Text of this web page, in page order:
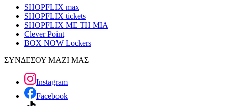
SHOPFLIX max
SHOPFLIX tickets
SHOPFLIX ΜΕ ΤΗ ΜΙΑ
Clever Point
BOX NOW Lockers
ΣΥΝΔΕΣΟΥ ΜΑΖΙ ΜΑΣ
Instagram
Facebook